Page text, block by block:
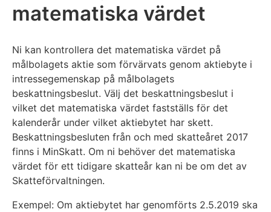
matematiska värdet
Ni kan kontrollera det matematiska värdet på
målbolagets aktie som förvärvats genom aktiebyte i
intressegemenskap på målbolagets
beskattningsbeslut. Välj det beskattningsbeslut i
vilket det matematiska värdet fastställs för det
kalenderår under vilket aktiebytet har skett.
Beskattningsbesluten från och med skatteåret 2017
finns i MinSkatt. Om ni behöver det matematiska
värdet för ett tidigare skatteår kan ni be om det av
Skatteförvaltningen.
Exempel: Om aktiebytet har genomförts 2.5.2019 ska